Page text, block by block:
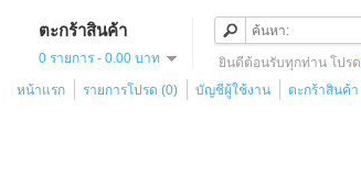
ตะกร้าสินค้า
0 รายการ - 0.00 บาท ยินดีต้อนรับทุกท่าน โปรด
หน้าแรก
รายการโปรด (0) บัญชีผู้ใช้งาน ตะกร้าสินค้า